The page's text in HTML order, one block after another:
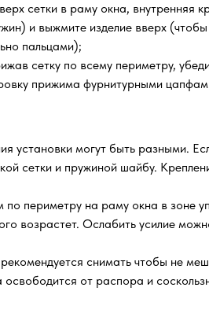
сетки в раму окна, внутренняя
и выжмите изделие вверх
пальцами);
сетку по всему периметру,
прижима фурнитурными
установки могут быть разными.
сетки и пружиной шайбу.
по периметру на раму окна в
возрастет. Ослабить усилие
снимать чтобы не
освободится от распора и